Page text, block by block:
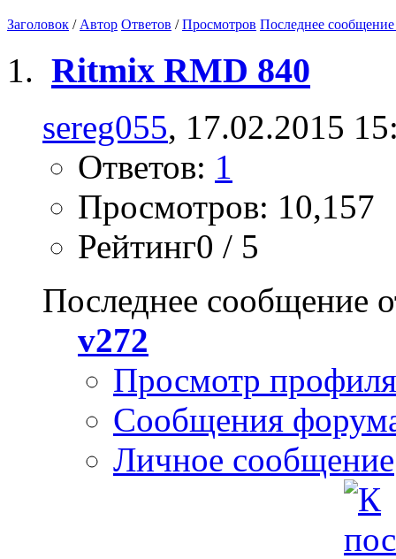
Заголовок / Автор Ответов /Просмотров Последнее сообщение
Ritmix RMD 840
sereg055, 17.02.2015
Ответов: 1
Просмотров: 10,157
Рейтинг0 / 5
Последнее сообщение
v272
Просмотр профиля
Сообщения
Личное сообщение